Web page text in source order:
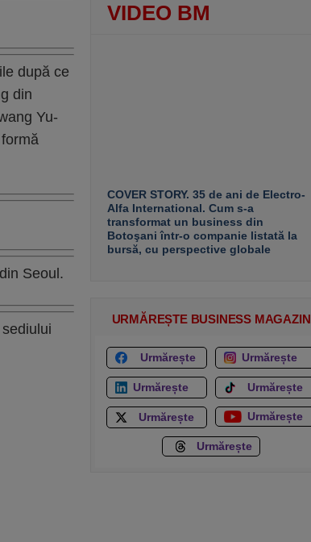
după ce
din
Yu-
Seoul.
VIDEO BM
COVER STORY. 35 de ani de Electro-
Alfa International. Cum s-a
transformat un business din
Botoşani într-o companie listată la
bursă, cu perspective globale
URMĂREȘTE BUSINESS MAGAZIN
Urmărește Urmărește
Urmărește Urmărește
Urmărește Urmărește
Urmărește